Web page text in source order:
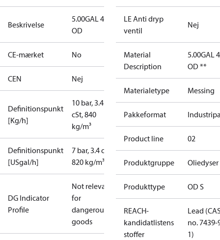
Beskrivelse
5.00GAL 45S
OD
CE-mærket No
CEN Nej
Definitionspunkt
[Kg/h]
10 bar, 3.4
cSt, 840
kg/m³
Definitionspunkt
[USgal/h]
7 bar, 3.4 cSt,
820 kg/m³
DG Indicator
Profile
Not relevant
for
dangerous
goods
LE Anti dryp
ventil
Nej
Material
Description
5.00GAL
OD **
Materialetype Messing
Pakkeformat
Product line 02
Produktgruppe Oliedyser
Produkttype OD S
REACH-
kandidatlistens
stoffer
Lead
no. 7439-
1)